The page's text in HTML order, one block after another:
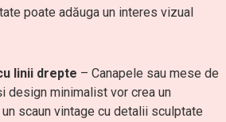
poate adăuga un interes vizual
linii drepte – Canapele sau mese de
design minimalist vor crea un
scaun vintage cu detalii sculptate